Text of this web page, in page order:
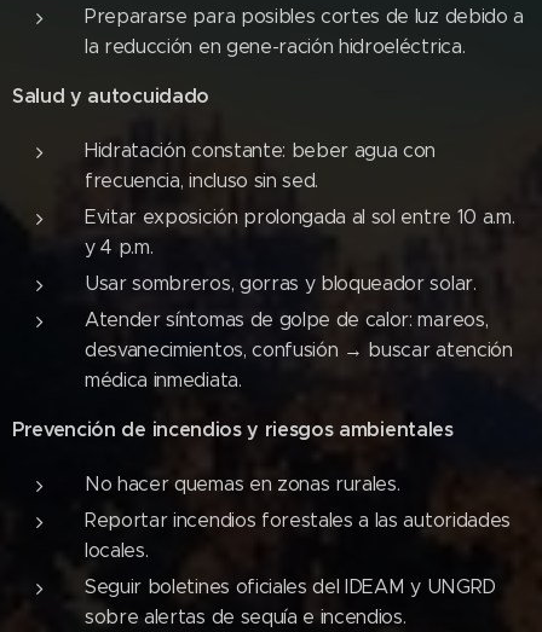
Prepararse para posibles cortes de luz debido a
la reducción en gene-ración hidroeléctrica.
Salud y autocuidado
Hidratación constante: beber agua con
frecuencia, incluso sin sed.
Evitar exposición prolongada al sol entre 10 a.m.
y 4 p.m.
Usar sombreros, gorras y bloqueador solar.
Atender síntomas de golpe de calor: mareos,
desvanecimientos, confusión → buscar atención
médica inmediata.
Prevención de incendios y riesgos ambientales
No hacer quemas en zonas rurales.
Reportar incendios forestales a las autoridades
locales.
Seguir boletines oficiales del IDEAM y UNGRD
sobre alertas de sequía e incendios.